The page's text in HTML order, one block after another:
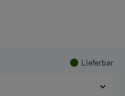
Lieferbar